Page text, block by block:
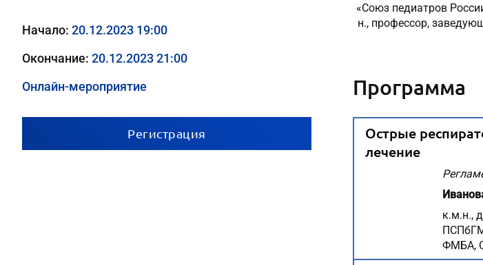
Начало: 20.12.2023 19:00
Окончание: 20.12.2023 21:00
Онлайн-мероприятие
Регистрация
«Союз педиатров
н., профессор,
Программа
Острые
лечение
к.м.н.,
ФМБА,